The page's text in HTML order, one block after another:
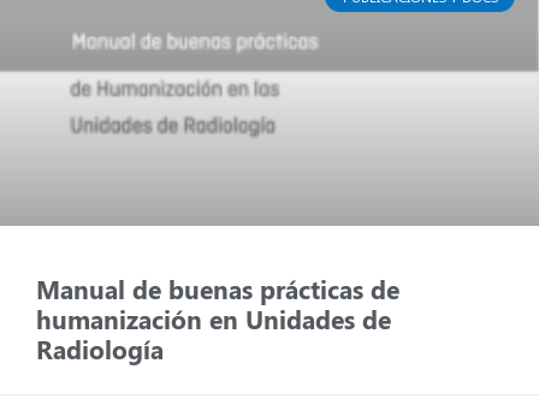
Manual de buenas prácticas de
humanización en Unidades de
Radiología